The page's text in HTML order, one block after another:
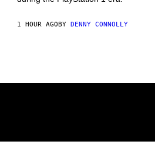
1 HOUR AGOBY DENNY CONNOLLY